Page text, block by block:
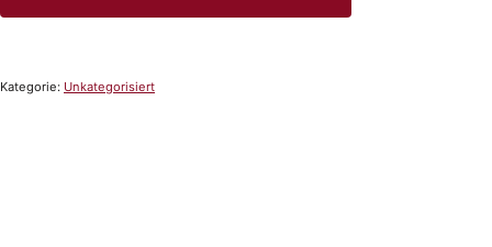
Kategorie: Unkategorisiert